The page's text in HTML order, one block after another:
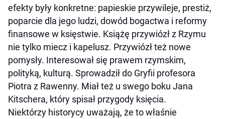
efekty były konkretne: papieskie przywileje, prestiż,
poparcie dla jego ludzi, dowód bogactwa i reformy
finansowe w księstwie. Książę przywiózł z Rzymu
nie tylko miecz i kapelusz. Przywiózł też nowe
pomysły. Interesował się prawem rzymskim,
polityką, kulturą. Sprowadził do Gryfii profesora
Piotra z Rawenny. Miał też u swego boku Jana
Kitschera, który spisał przygody księcia.
Niektórzy historycy uważają, że to właśnie